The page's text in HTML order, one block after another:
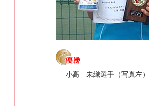
小高 未織選手（写真左）